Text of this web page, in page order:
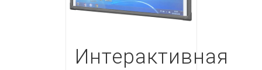
Интерактивная